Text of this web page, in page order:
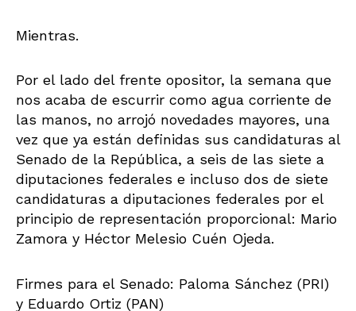
Mientras.
Por el lado del frente opositor, la semana que
nos acaba de escurrir como agua corriente de
las manos, no arrojó novedades mayores, una
vez que ya están definidas sus candidaturas al
Senado de la República, a seis de las siete a
diputaciones federales e incluso dos de siete
candidaturas a diputaciones federales por el
principio de representación proporcional: Mario
Zamora y Héctor Melesio Cuén Ojeda.
Firmes para el Senado: Paloma Sánchez (PRI)
y Eduardo Ortiz (PAN)